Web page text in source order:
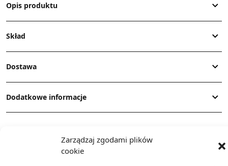
Zarządzaj zgodami plików
cookie
Opis produktu
Skład
Dostawa
Dodatkowe informacje